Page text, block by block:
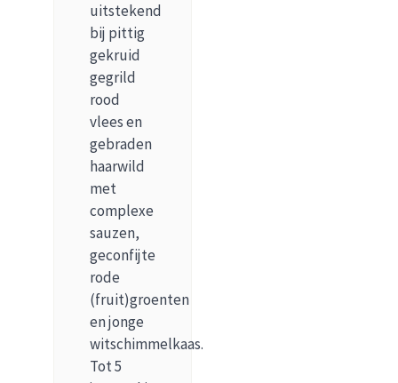
uitstekend
bij pittig
gekruid
gegrild
rood
vlees en
gebraden
haarwild
met
complexe
sauzen,
geconfijte
rode
(fruit)groenten
en jonge
witschimmelkaas.
Tot 5